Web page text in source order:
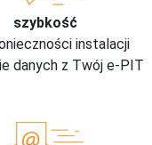
szybkość
instalacji
danych z Twój e-PIT